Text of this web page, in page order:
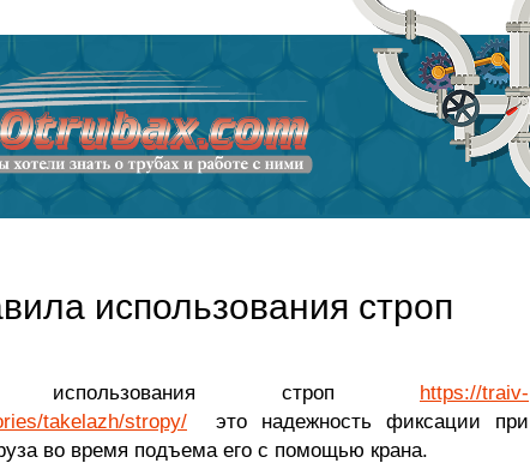
использования строп
использования строп https://traiv-
takelazh/stropy/ это надежность фиксации при
во время подъема его с помощью крана.